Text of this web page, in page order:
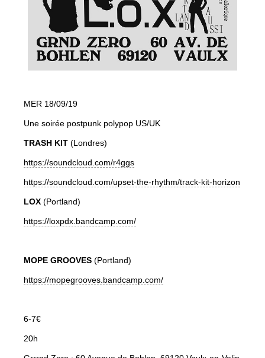
MER 18/09/19
Une soirée postpunk polypop US/UK
TRASH KIT (Londres)
https://soundcloud.com/r4ggs
https://soundcloud.com/upset-the-rhythm/track-kit-horizon
LOX (Portland)
https://loxpdx.bandcamp.com/
MOPE GROOVES (Portland)
https://mopegrooves.bandcamp.com/
6-7€
20h